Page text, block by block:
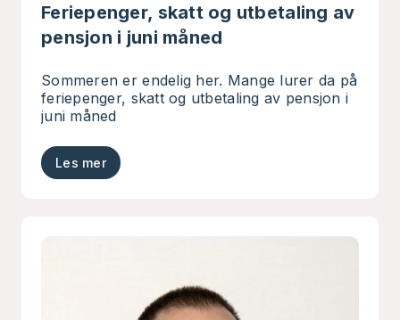
Feriepenger, skatt og utbetaling av
pensjon i juni måned
Sommeren er endelig her. Mange lurer da på
feriepenger, skatt og utbetaling av pensjon i
juni måned
Les mer